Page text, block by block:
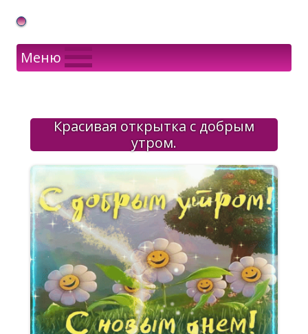
Gif Открытки в подарок
Меню
Красивая открытка с добрым
утром.